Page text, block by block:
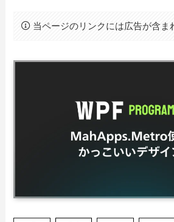
当ページのリンクには広告が含ま